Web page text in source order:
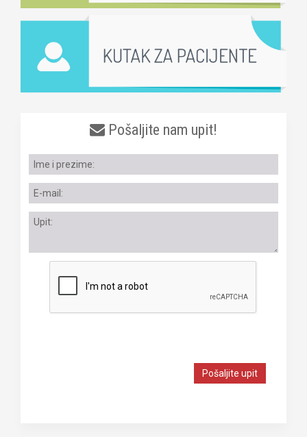
Pošaljite nam upit!
Pošaljite upit